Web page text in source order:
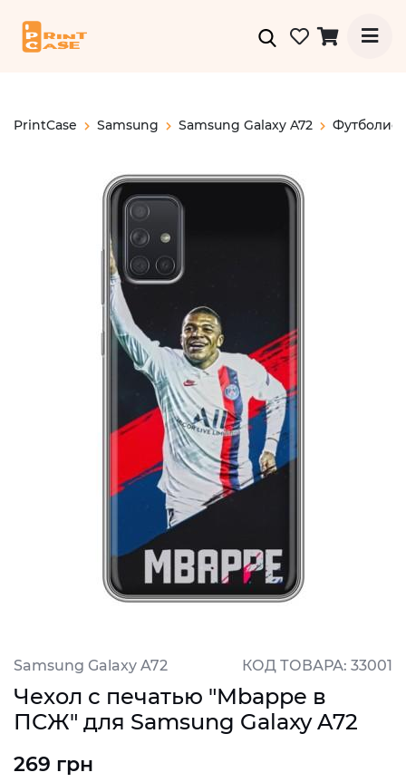
PrintCase Samsung Samsung Galaxy A72
Samsung Galaxy A72 КОД ТОВАРА: 33001
Чехол с печатью "Mbappe в
ПСЖ" для Samsung Galaxy A72
269 грн